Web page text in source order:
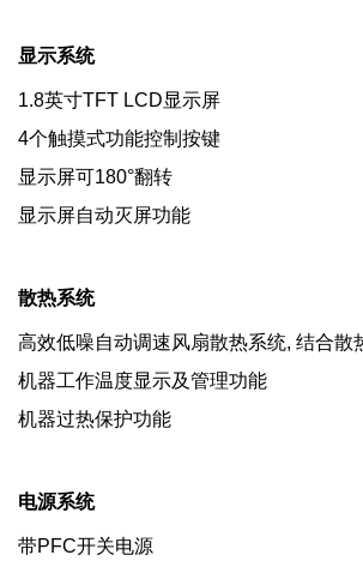
显示系统
1.8英寸TFT LCD显示屏
4个触摸式功能控制按键
显示屏可180°翻转
显示屏自动灭屏功能
散热系统
高效低噪自动调速风扇散热系统, 结合散
机器工作温度显示及管理功能
机器过热保护功能
电源系统
带PFC开关电源